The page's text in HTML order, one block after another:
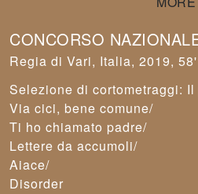
CONCORSO
Vari, Italia, 2019, 58'
Selezione di cortometraggi:
Via cici, bene comune/
Ti ho chiamato padre/
Lettere da accumoli/
Aiace/
Disorder